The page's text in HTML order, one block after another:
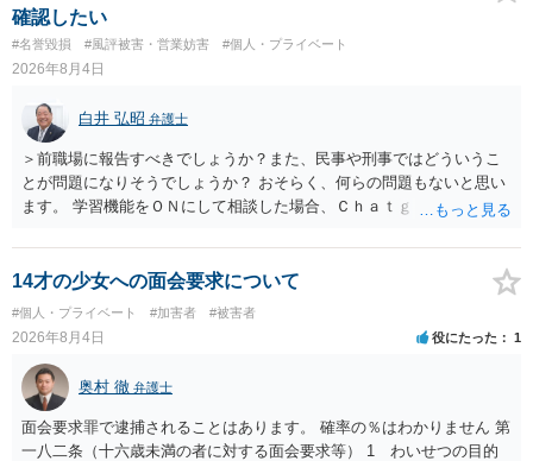
確認したい
#名誉毀損 #風評被害・営業妨害 #個人・プライベート
2026年8月4日
白井 弘昭 弁護士
＞前職場に報告すべきでしょうか？また、民事や刑事ではどういうこ
とが問題になりそうでしょうか？ おそらく、何らの問題もないと思い
ます。 学習機能をＯＮにして相談した場合、Ｃｈａｔｇｐｔがｏｐｅ
する可能性がありますが、個人名や会社名を特定していない限り、一
般論として抽象化されて回答に織り込まれる可能性が生じるにすぎま
せんので、その情報自体が、秘密情報に当たるとは思えませんし、名
誉棄損として、個人や会社に対する誹謗中傷の不特定多数への公開に
当たるとも思われません。 もちろん、誰がその内容をｃｈａｔｇｐｔ
に入力したかも第三者にしられることはないので、個人や会社の特定
をせずに書き込んだことで（おそらく特定して書き込んだとして
も）、相談者さんが刑事民事の責任に問われることはないでしょう。
私見ながらご参考まで。
14才の少女への面会要求について
#個人・プライベート #加害者 #被害者
2026年8月4日 役にたった 1
奥村 徹 弁護士
面会要求罪で逮捕されることはあります。 確率の％はわかりません 第
一八二条（十六歳未満の者に対する面会要求等） 1 わいせつの目的